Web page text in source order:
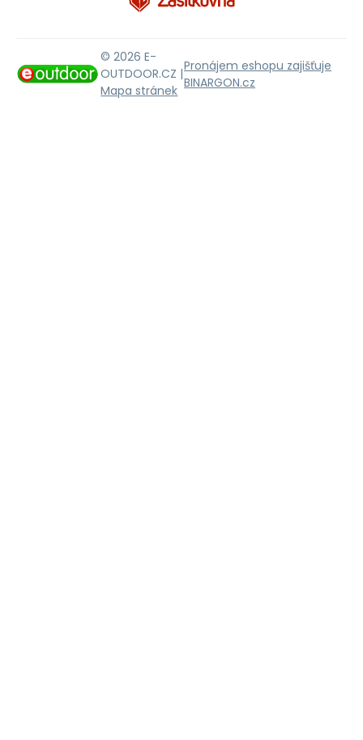
© 2026 E-
OUTDOOR.CZ |
Mapa stránek
Pronájem eshopu zajišťuje
BINARGON.cz